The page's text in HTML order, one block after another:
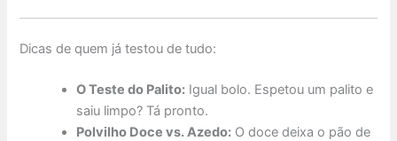
Dicas de quem já testou de tudo:
O Teste do Palito: Igual bolo. Espetou um palito e
saiu limpo? Tá pronto.
Polvilho Doce vs. Azedo: O doce deixa o pão de